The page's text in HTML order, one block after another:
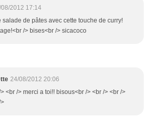
2012 17:14
salade de pâtes avec cette touche de curry!
/> bises<br /> sicacoco
24/08/2012 20:06
<br /> merci a toi!! bisous<br /> <br /> <br />